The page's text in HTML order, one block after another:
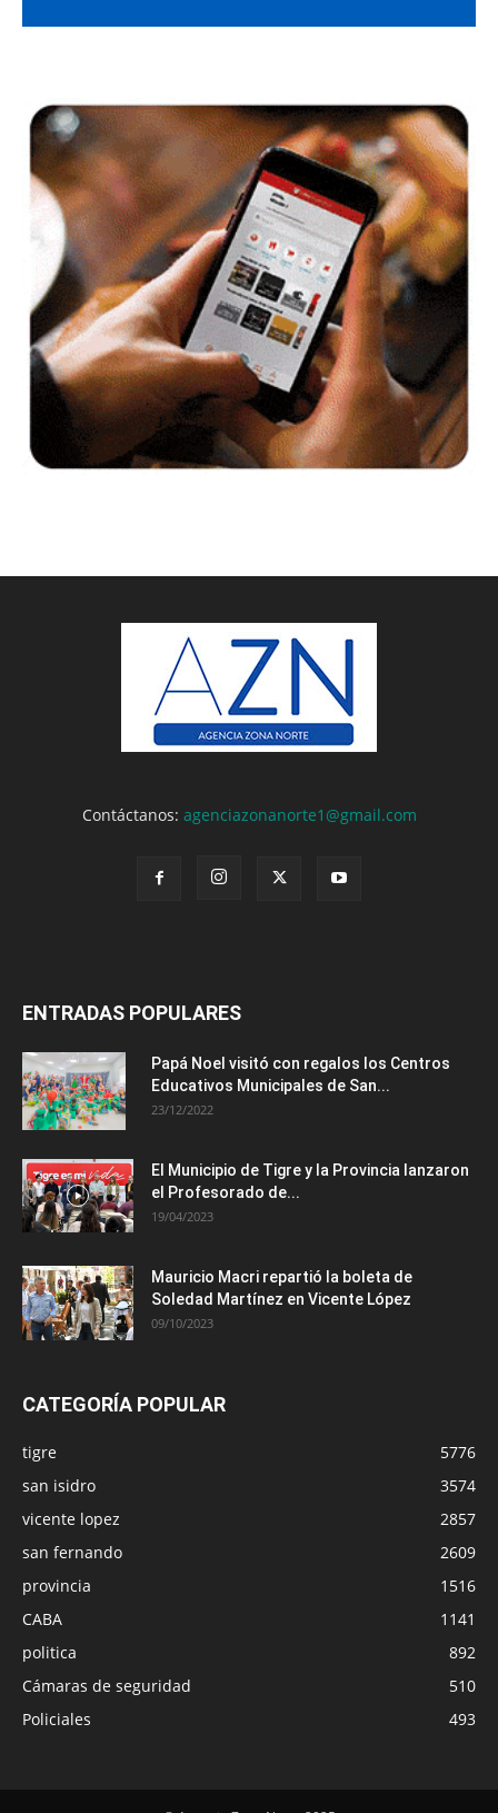
Contáctanos: agenciazonanorte1@gmail.com
ENTRADAS POPULARES
Papá Noel visitó con regalos los Centros
Educativos Municipales de San...
23/12/2022
El Municipio de Tigre y la Provincia lanzaron
el Profesorado de...
19/04/2023
Mauricio Macri repartió la boleta de
Soledad Martínez en Vicente López
09/10/2023
CATEGORÍA POPULAR
tigre
5776
san isidro
3574
vicente lopez
2857
san fernando
2609
provincia
1516
CABA
1141
politica
892
Cámaras de seguridad
510
Policiales
493